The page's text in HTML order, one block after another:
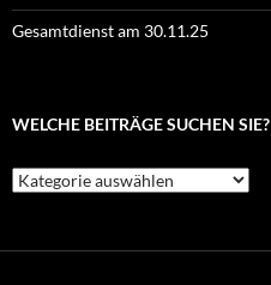
Gesamtdienst am 30.11.25
WELCHE BEITRÄGE SUCHEN SIE?
Welche
Beiträge